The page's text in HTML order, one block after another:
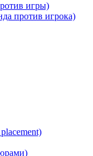
игры)
против игрока)